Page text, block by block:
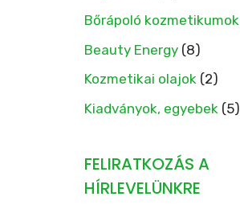
Bőrápoló kozmetikumok
Beauty Energy (8)
Kozmetikai olajok (2)
Kiadványok, egyebek (5)
FELIRATKOZÁS A
HÍRLEVELÜNKRE